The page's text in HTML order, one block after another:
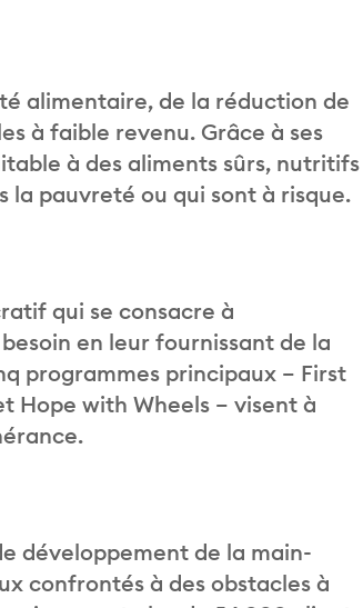
alimentaire, de la réduction de
à faible revenu. Grâce à ses
à des aliments sûrs, nutritifs
pauvreté ou qui sont à risque.
qui se consacre à
en leur fournissant de la
programmes principaux – First
Hope with Wheels – visent à
développement de la main-
confrontés à des obstacles à